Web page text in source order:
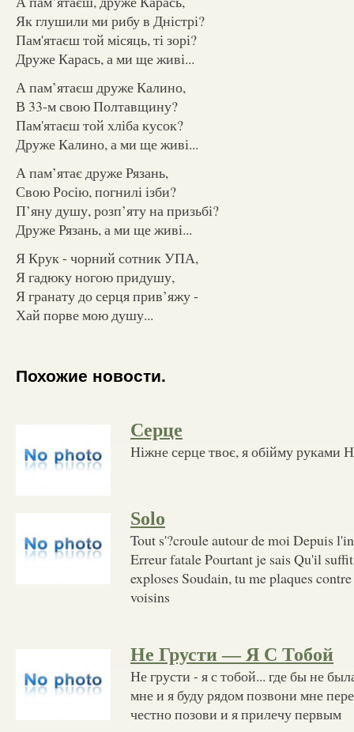
Як глушили ми рибу в Дністрі?
Пам'ятаєш той місяць, ті зорі?
Друже Карась, а ми ще живі...
А пам’ятаєш друже Калино,
В 33-м свою Полтавщину?
Пам'ятаєш той хліба кусок?
Друже Калино, а ми ще живі...
А пам’ятає друже Рязань,
Свою Росію, погнилі ізби?
П’яну душу, розп’яту на призьбі?
Друже Рязань, а ми ще живі...
Я Крук - чорний сотник УПА,
Я гадюку ногою придушу,
Я гранату до серця прив’яжу -
Хай порве мою душу...
Похожие новости.
Серце
Ніжне серце твоє, я обійму руками
Solo
Tout s'?croule autour de moi Depuis
Erreur fatale Pourtant je sais Qu'il
exploses Soudain, tu me plaques
voisins
Не Грусти — Я С Тобой
Не грусти - я с тобой... где бы не
мне и я буду рядом позвони мне
честно позови и я прилечу первым